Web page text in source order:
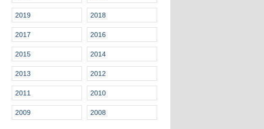
2019 2018
2017 2016
2015 2014
2013 2012
2011 2010
2009 2008